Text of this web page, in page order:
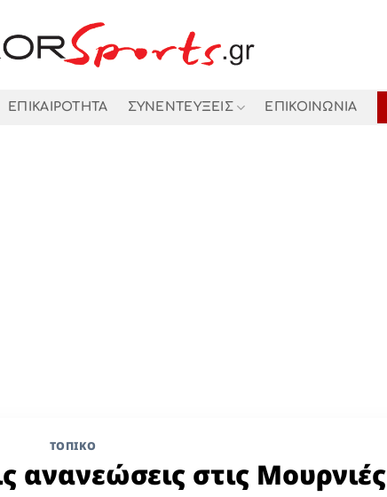
ΕΠΙΚΑΙΡΟΤΗΤΑ ΣΥΝΕΝΤΕΥΞΕΙΣ ΕΠΙΚΟΙΝΩΝΙΑ
ΤΟΠΙΚΌ
ανανεώσεις στις Μουρνιές